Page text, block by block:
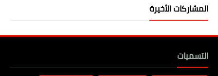
المشاركات الأخيرة
التسميات